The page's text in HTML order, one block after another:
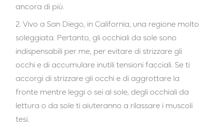
ancora di più.
2. Vivo a San Diego, in California, una regione molto
soleggiata. Pertanto, gli occhiali da sole sono
indispensabili per me, per evitare di strizzare gli
occhi e di accumulare inutili tensioni facciali. Se ti
accorgi di strizzare gli occhi e di aggrottare la
fronte mentre leggi o sei al sole, degli occhiali da
lettura o da sole ti aiuteranno a rilassare i muscoli
tesi.